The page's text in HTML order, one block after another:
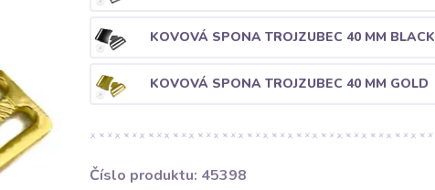
KOVOVÁ SPONA TROJZUBEC 40 MM BLACK
KOVOVÁ SPONA TROJZUBEC 40 MM GOLD
Číslo produktu: 45398